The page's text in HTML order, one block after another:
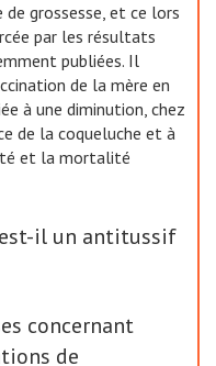
grossesse, et ce lors
par les résultats
publiées. Il
de la mère en
à une diminution, chez
de la coqueluche et à
et la mortalité
il un antitussif
concernant
de